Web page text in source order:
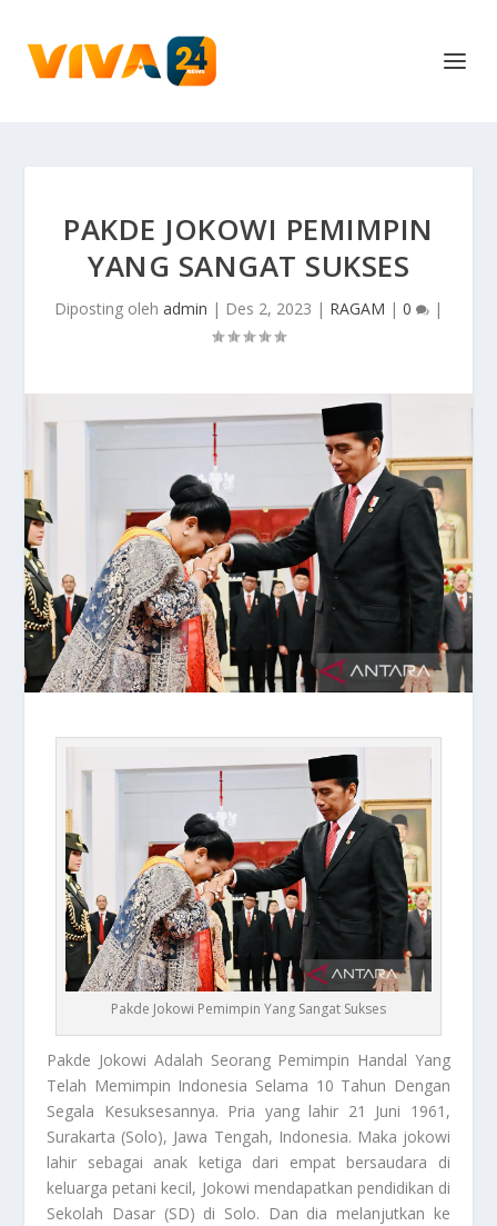
PAKDE JOKOWI PEMIMPIN
YANG SANGAT SUKSES
Diposting oleh admin | Des 2, 2023 | RAGAM | 0 |
Pakde Jokowi Pemimpin Yang Sangat Sukses
Pakde Jokowi Adalah Seorang Pemimpin Handal Yang
Telah Memimpin Indonesia Selama 10 Tahun Dengan
Segala Kesuksesannya. Pria yang lahir 21 Juni 1961,
Surakarta (Solo), Jawa Tengah, Indonesia. Maka jokowi
lahir sebagai anak ketiga dari empat bersaudara di
keluarga petani kecil, Jokowi mendapatkan pendidikan di
Sekolah Dasar (SD) di Solo. Dan dia melanjutkan ke